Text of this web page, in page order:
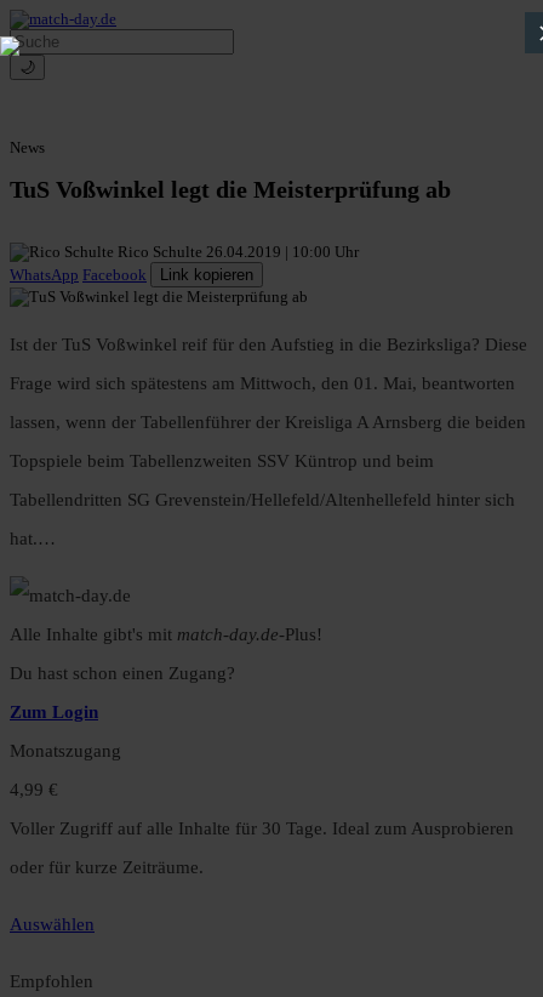
🌙
News
TuS Voßwinkel legt die Meisterprüfung ab
Rico Schulte 26.04.2019 | 10:00 Uhr
WhatsApp Facebook Link kopieren
Ist der TuS Voßwinkel reif für den Aufstieg in die Bezirksliga? Diese
Frage wird sich spätestens am Mittwoch, den 01. Mai, beantworten
lassen, wenn der Tabellenführer der Kreisliga A Arnsberg die beiden
Topspiele beim Tabellenzweiten SSV Küntrop und beim
Tabellendritten SG Grevenstein/Hellefeld/Altenhellefeld hinter sich
hat.…
Alle Inhalte gibt's mit match-day.de-Plus!
Du hast schon einen Zugang?
Zum Login
Monatszugang
4,99 €
Voller Zugriff auf alle Inhalte für 30 Tage. Ideal zum Ausprobieren
oder für kurze Zeiträume.
Auswählen
Empfohlen